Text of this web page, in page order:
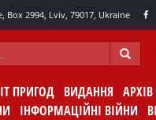
Box 2994, Lviv, 79017, Ukraine
ПРИГОД ВИДАННЯ АРХІВ
ІНФОРМАЦІЙНІ ВІЙНИ